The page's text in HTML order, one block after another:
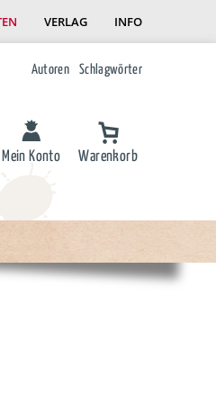
VERLAG INFO
Autoren Schlagwörter
Mein Konto Warenkorb